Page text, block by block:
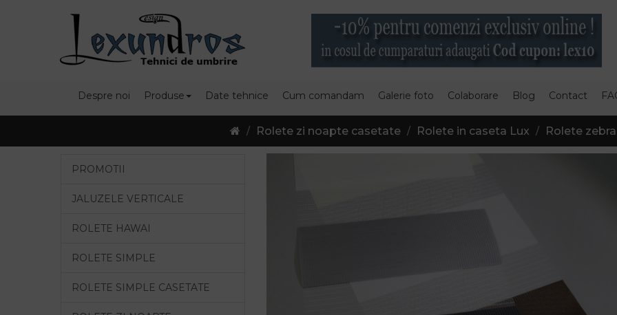
Despre noi Produse Date tehnice Cum comandam Galerie foto Colaborare Blog Contact
Rolete zi noapte casetate Rolete in caseta Lux Rolete
PROMOTII
JALUZELE VERTICALE
ROLETE HAWAI
ROLETE SIMPLE
ROLETE SIMPLE CASETATE